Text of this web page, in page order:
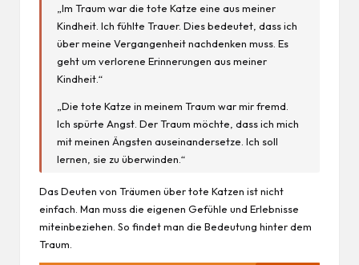
„Im Traum war die tote Katze eine aus meiner
Kindheit. Ich fühlte Trauer. Dies bedeutet, dass ich
über meine Vergangenheitnachdenken muss. Es
geht um verlorene Erinnerungen aus meiner
Kindheit.“
„Die tote Katze in meinem Traum war mir fremd.
Ich spürte Angst. Der Traum möchte, dass ich mich
mit meinen Ängsten auseinandersetze. Ich soll
lernen, sie zu überwinden.“
Das Deuten von Träumen über tote Katzen ist nicht
einfach. Man muss die eigenen Gefühle und Erlebnisse
miteinbeziehen. So findet man die Bedeutung hinter dem
Traum.